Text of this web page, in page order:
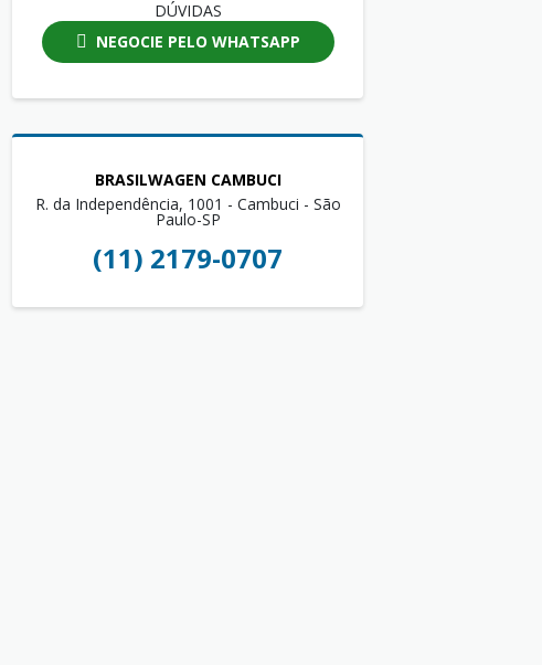
DÚVIDAS
NEGOCIE PELO WHATSAPP
BRASILWAGEN CAMBUCI
R. da Independência, 1001 - Cambuci - São
Paulo-SP
(11) 2179-0707